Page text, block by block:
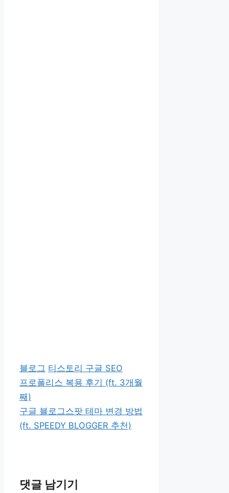
카
테
고
리
블로그 태
그
티스토리 구글 SEO
프로폴리스 복용 후기 (ft. 3개월
째)
구글 블로그스팟 테마 변경 방법
(ft. SPEEDY BLOGGER 추천)
댓글 남기기